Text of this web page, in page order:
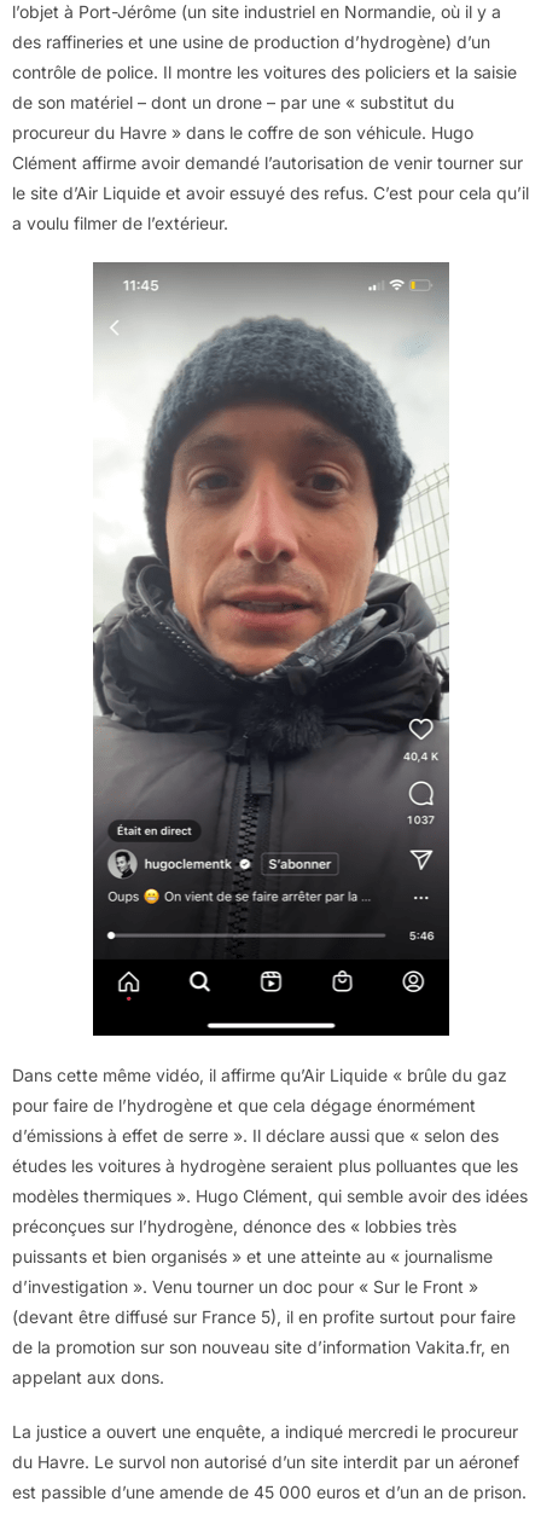
l’objet à Port-Jérôme (un site industriel en Normandie, où il y a
des raffineries et une usine de production d’hydrogène) d’un
contrôle de police. Il montre les voitures des policiers et la saisie
de son matériel – dont un drone – par une « substitut du
procureur du Havre » dans le coffre de son véhicule. Hugo
Clément affirme avoir demandé l’autorisation de venir tourner sur
le site d’Air Liquide et avoir essuyé des refus. C’est pour cela qu’il
a voulu filmer de l’extérieur.
Dans cette même vidéo, il affirme qu’Air Liquide « brûle du gaz
pour faire de l’hydrogène et que cela dégage énormément
d’émissions à effet de serre ». Il déclare aussi que « selon des
études les voitures à hydrogène seraient plus polluantes que les
modèles thermiques ». Hugo Clément, qui semble avoir des idées
préconçues sur l’hydrogène, dénonce des « lobbies très
puissants et bien organisés » et une atteinte au « journalisme
d’investigation ». Venu tourner un doc pour « Sur le Front »
(devant être diffusé sur France 5), il en profite surtout pour faire
de la promotion sur son nouveau site d’information Vakita.fr, en
appelant aux dons.
La justice a ouvert une enquête, a indiqué mercredi le procureur
du Havre. Le survol non autorisé d’un site interdit par un aéronef
est passible d’une amende de 45 000 euros et d’un an de prison.